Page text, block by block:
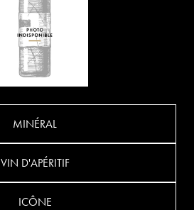
MINÉRAL
VIN D'APÉRITIF
ICÔNE